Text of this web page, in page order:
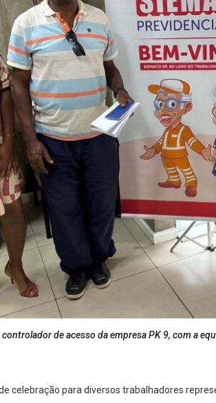
controlador de acesso da empresa PK 9, com a
celebração para diversos trabalhadores